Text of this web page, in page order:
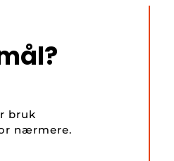
bruk
nærmere.